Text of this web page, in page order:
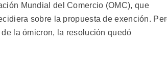
Mundial del Comercio (OMC), que
sobre la propuesta de exención.
la ómicron, la resolución quedó